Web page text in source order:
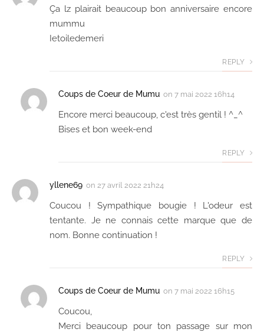
Ça lz plairait beaucoup bon anniversaire encore
mummu
Ietoiledemeri
REPLY
Coups de Coeur de Mumu on 7 mai 2022 16h14
Encore merci beaucoup, c'est très gentil ! ^_^
Bises et bon week-end
REPLY
yllene69 on 27 avril 2022 21h24
Coucou ! Sympathique bougie ! L'odeur est
tentante. Je ne connais cette marque que de
nom. Bonne continuation !
REPLY
Coups de Coeur de Mumu on 7 mai 2022 16h15
Coucou,
Merci beaucoup pour ton passage sur mon